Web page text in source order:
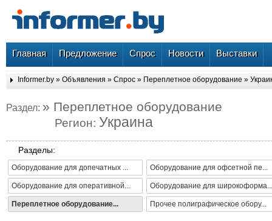
Главная Предложение Спрос Новости Выставки
Informer.by » Объявления » Спрос » Переплетное оборудование »
Раздел: » Переплетное оборудование
Регион: Украина
Разделы:
Оборудование для допечатных ... Оборудование для офсетной пе...
Оборудование для оперативной... Оборудование для широкоформа...
Переплетное оборудование... Прочее полиграфическое обору...